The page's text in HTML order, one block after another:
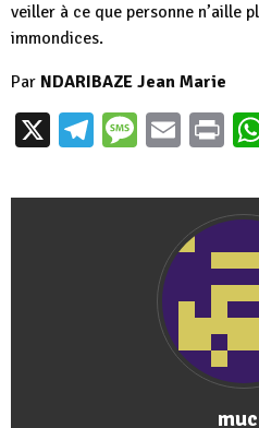
veiller à ce que personne n’aille
immondices.
Par NDARIBAZE Jean Marie
X Telegram